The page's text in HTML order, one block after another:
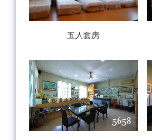
五人套房